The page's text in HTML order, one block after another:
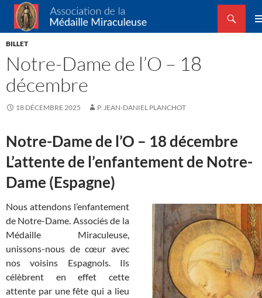
Association de la Médaille Miraculeuse
Recherche
ALLER
AU
BILLET
Notre-Dame de l’O – 18
décembre
18 DÉCEMBRE 2025 P. JEAN-DANIEL PLANCHOT
Notre-Dame de l’O – 18 décembre
L’attente de l’enfantement de Notre-
Dame (Espagne)
Nous attendons l’enfantement
de Notre-Dame. Associés de la
Médaille Miraculeuse,
unissons-nous de cœur avec
nos voisins Espagnols. Ils
célèbrent en effet cette
attente par une fête qui a lieu